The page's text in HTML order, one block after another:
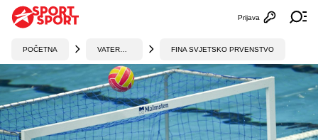
Otvori
Prijava
POČETNA FINA SVJETSKO PRVENSTVO